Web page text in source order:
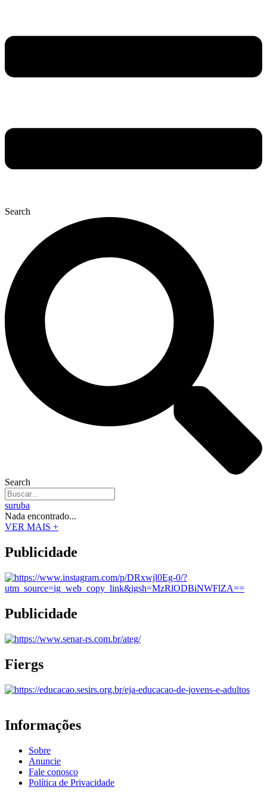
Search
Search
suruba
Nada encontrado...
VER MAIS +
Publicidade
Publicidade
Fiergs
Informações
Sobre
Anuncie
Fale conosco
Política de Privacidade